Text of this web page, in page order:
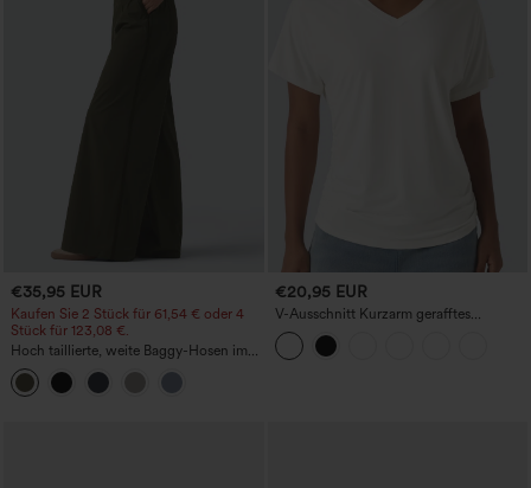
€35,95 EUR
Kaufen Sie 2 Stück für 61,54 € oder 4
Stück für 123,08 €.
Hoch taillierte, weite Baggy-Hosen im
Casual-Stil mit Taschen
€20,95 EUR
V-Ausschnitt Kurzarm gerafftes
schlichtes Freizeit-T-Shirt